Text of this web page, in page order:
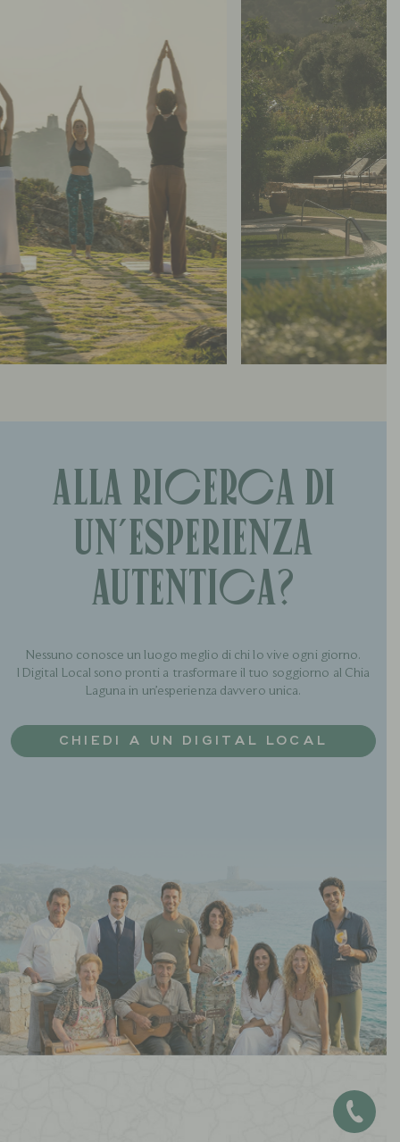
Alla ricerca di
un’esperienza
autentica?
Nessuno conosce un luogo meglio di chi lo vive ogni giorno.
I Digital Local sono pronti a trasformare il tuo soggiorno al Chia
Laguna in un’esperienza davvero unica.
CHIEDI A UN DIGITAL LOCAL